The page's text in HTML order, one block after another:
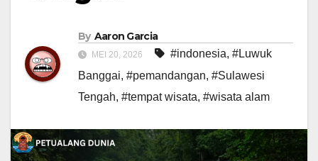
By Aaron Garcia
MEI 20, 2026 #indonesia, #Luwuk
Banggai, #pemandangan, #Sulawesi
Tengah, #tempat wisata, #wisata alam